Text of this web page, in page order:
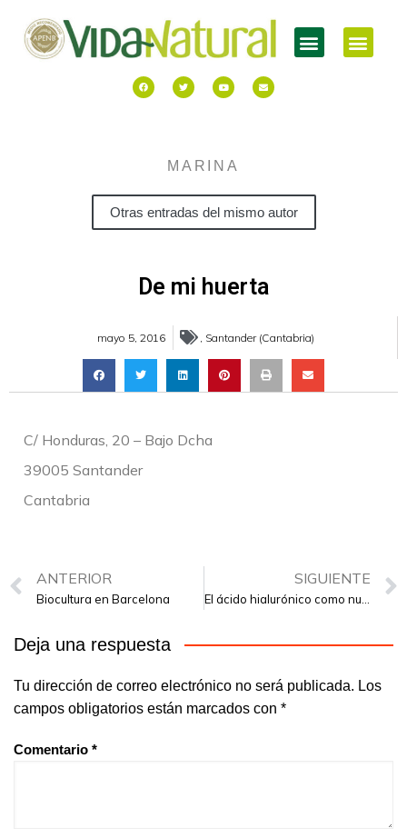
MARINA
Otras entradas del mismo autor
De mi huerta
mayo 5, 2016 Santander (Cantabria)
C/ Honduras, 20 – Bajo Dcha
39005 Santander
Cantabria
ANTERIOR
Biocultura en Barcelona
SIGUIENTE
Deja una respuesta
Tu dirección de correo electrónico no será publicada. Los
campos obligatorios están marcados con *
Comentario *